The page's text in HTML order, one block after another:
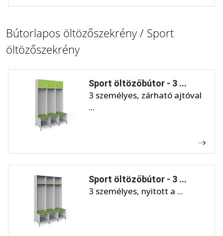
Bútorlapos öltözőszekrény / Sport
öltözőszekrény
Sport öltözőbútor - 3 ...
3 személyes, zárható ajtóval
...
Sport öltözőbútor - 3 ...
3 személyes, nyitott a ...